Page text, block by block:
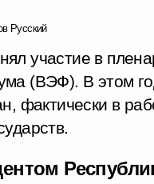
Русский
участие в
(ВЭФ). В этом
фактически в